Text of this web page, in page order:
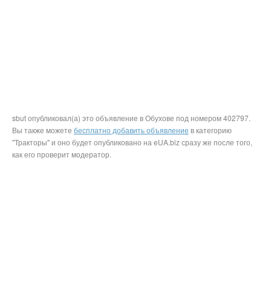
sbut опубликовал(а) это объявление в Обухове под номером 402797.
Вы также можете бесплатно добавить объявление в категорию
"Тракторы" и оно будет опубликовано на eUA.biz сразу же после того,
как его проверит модератор.